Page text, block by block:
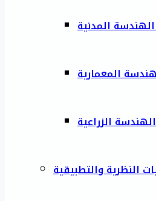
المدنية
المعمارية
الزراعية
النظرية والتطبيقية